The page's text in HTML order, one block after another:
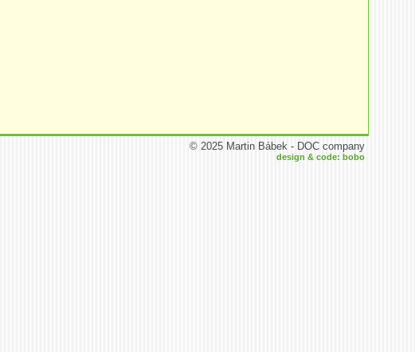
© 2025 Martin Bábek - DOC company
design & code: bobo